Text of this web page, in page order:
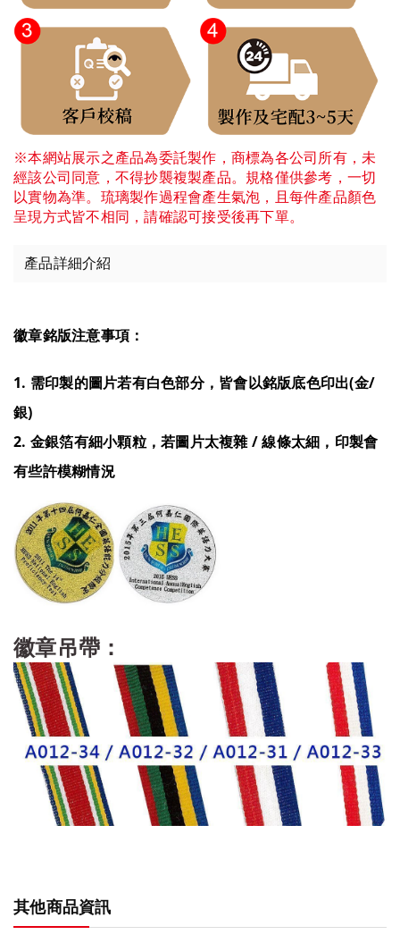
※本網站展示之產品為委託製作，商標為各公司所有，未
經該公司同意，不得抄襲複製產品。規格僅供參考，一切
以實物為準。琉璃製作過程會產生氣泡，且每件產品顏色
呈現方式皆不相同，請確認可接受後再下單。
產品詳細介紹
徽章銘版注意事項：
1. 需印製的圖片若有白色部分，皆會以銘版底色印出(金/
銀)
2. 金銀箔有細小顆粒，若圖片太複雜 / 線條太細，印製會
有些許模糊情況
徽章吊帶：
其他商品資訊